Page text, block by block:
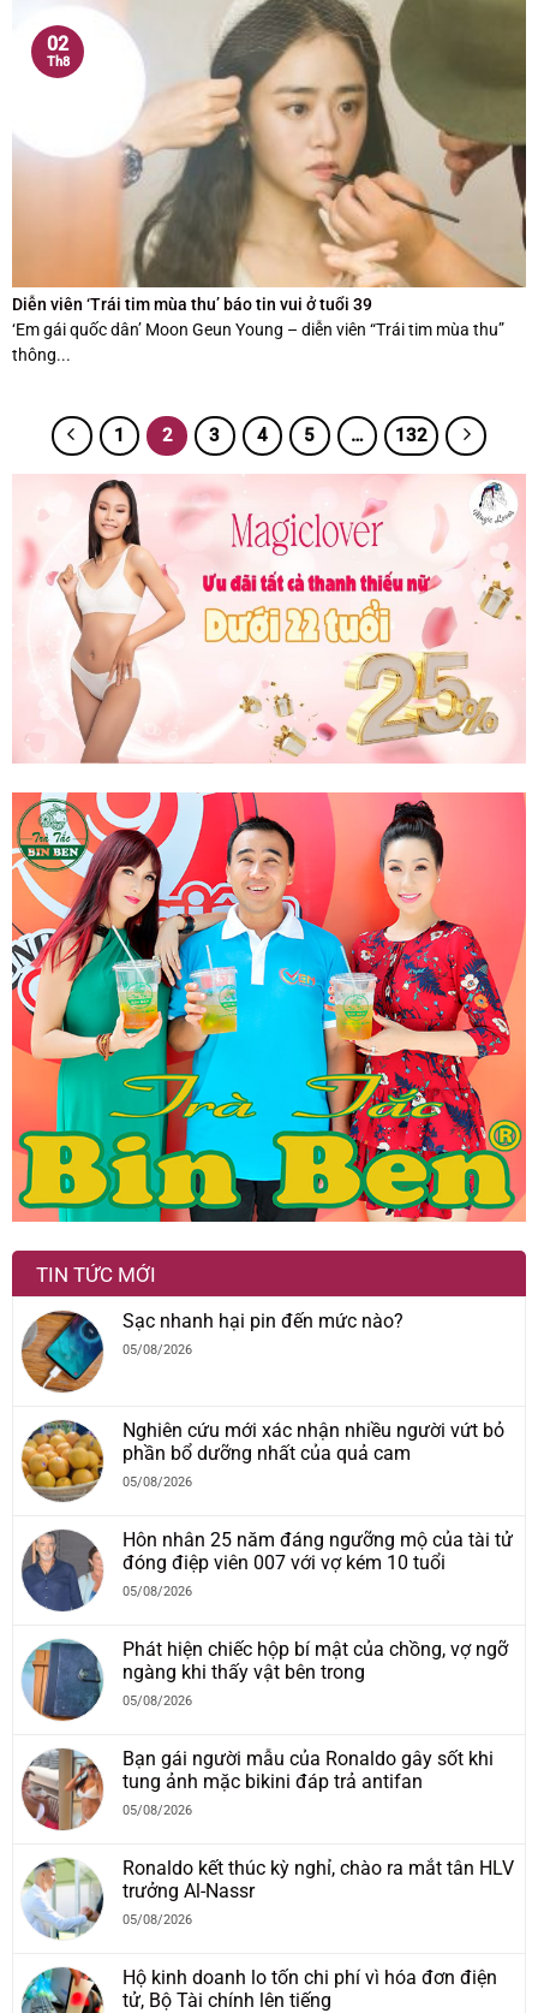
Diễn viên ‘Trái tim mùa thu’ báo tin vui ở tuổi 39
‘Em gái quốc dân’ Moon Geun Young – diễn viên “Trái tim mùa thu”
thông...
02
Th8
1 2 3 4 5 … 132
TIN TỨC MỚI
Sạc nhanh hại pin đến mức nào?
05/08/2026
Nghiên cứu mới xác nhận nhiều người vứt bỏ
phần bổ dưỡng nhất của quả cam
05/08/2026
Hôn nhân 25 năm đáng ngưỡng mộ của tài tử
đóng điệp viên 007 với vợ kém 10 tuổi
05/08/2026
Phát hiện chiếc hộp bí mật của chồng, vợ ngỡ
ngàng khi thấy vật bên trong
05/08/2026
Bạn gái người mẫu của Ronaldo gây sốt khi
tung ảnh mặc bikini đáp trả antifan
05/08/2026
Ronaldo kết thúc kỳ nghỉ, chào ra mắt tân HLV
trưởng Al-Nassr
05/08/2026
Hộ kinh doanh lo tốn chi phí vì hóa đơn điện
tử, Bộ Tài chính lên tiếng